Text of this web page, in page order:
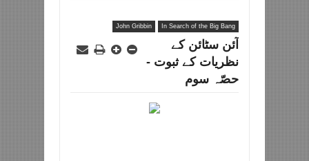
In Search of the Big Bang
John Gribbin
آئن سٹائن کے
نظریات کے ثبوت -
حصّہ سوم